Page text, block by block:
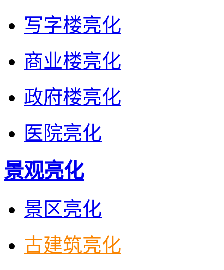
写字楼亮化
商业楼亮化
政府楼亮化
医院亮化
景观亮化
景区亮化
古建筑亮化